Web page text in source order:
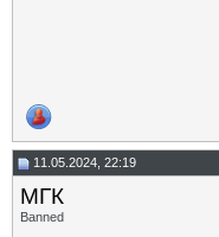
11.05.2024, 22:19
МГК
Banned